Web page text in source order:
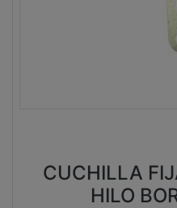
CUCHILLA
HILO